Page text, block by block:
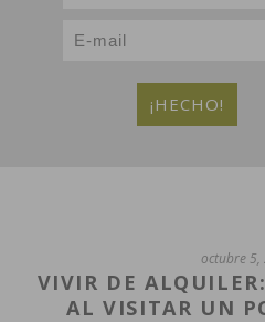
octubre 5,
VIVIR DE
AL VISITAR UN